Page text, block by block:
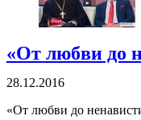
«От любви до
28.12.2016
«От любви до